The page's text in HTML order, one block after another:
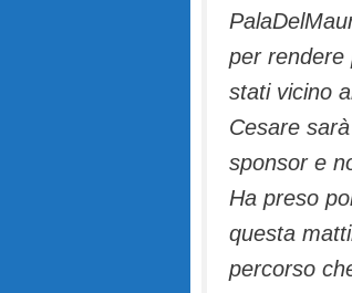
per rendere
stati vicino
Cesare
sponsor e
Ha preso
questa
percorso